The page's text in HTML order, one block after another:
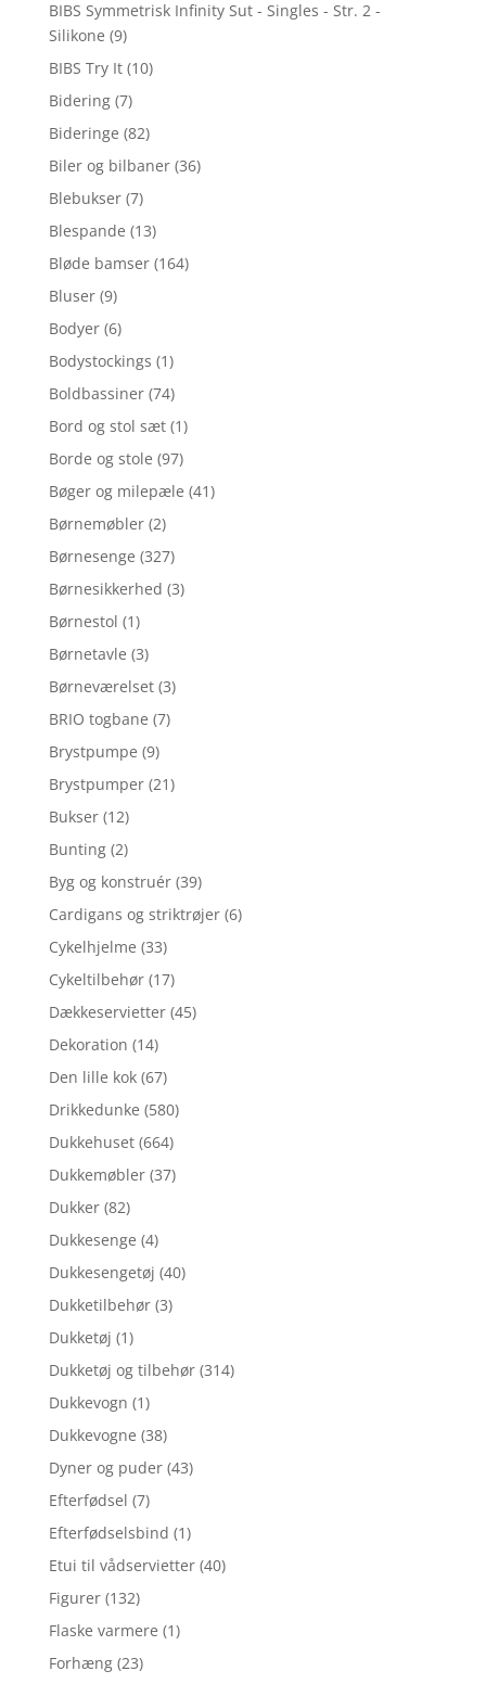
BIBS Symmetrisk Infinity Sut - Singles - Str. 2 -
Silikone (9)
BIBS Try It (10)
Bidering (7)
Bideringe (82)
Biler og bilbaner (36)
Blebukser (7)
Blespande (13)
Bløde bamser (164)
Bluser (9)
Bodyer (6)
Bodystockings (1)
Boldbassiner (74)
Bord og stol sæt (1)
Borde og stole (97)
Bøger og milepæle (41)
Børnemøbler (2)
Børnesenge (327)
Børnesikkerhed (3)
Børnestol (1)
Børnetavle (3)
Børneværelset (3)
BRIO togbane (7)
Brystpumpe (9)
Brystpumper (21)
Bukser (12)
Bunting (2)
Byg og konstruér (39)
Cardigans og striktrøjer (6)
Cykelhjelme (33)
Cykeltilbehør (17)
Dækkeservietter (45)
Dekoration (14)
Den lille kok (67)
Drikkedunke (580)
Dukkehuset (664)
Dukkemøbler (37)
Dukker (82)
Dukkesenge (4)
Dukkesengetøj (40)
Dukketilbehør (3)
Dukketøj (1)
Dukketøj og tilbehør (314)
Dukkevogn (1)
Dukkevogne (38)
Dyner og puder (43)
Efterfødsel (7)
Efterfødselsbind (1)
Etui til vådservietter (40)
Figurer (132)
Flaske varmere (1)
Forhæng (23)